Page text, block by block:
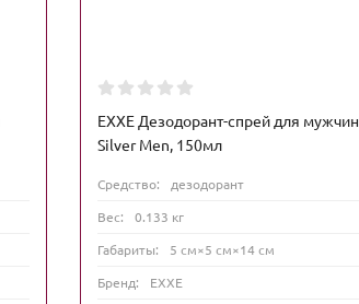
EXXE Дезодорант-спрей для мужчин
Silver Men, 150мл
Средство:
дезодорант
Вес:
0.133 кг
Габариты:
5 см×5 см×14 см
Бренд:
EXXE